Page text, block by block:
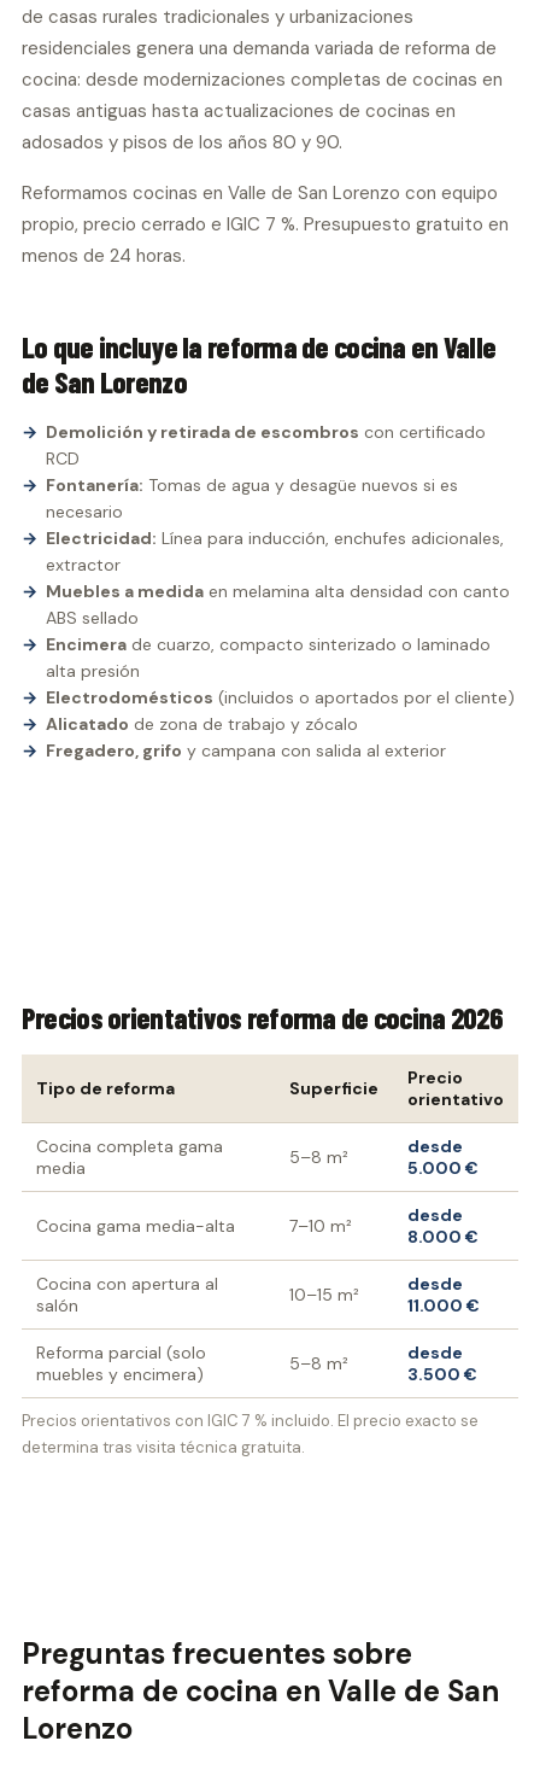
de casas rurales tradicionales y urbanizaciones
residenciales genera una demanda variada de reforma de
cocina: desde modernizaciones completas de cocinas en
casas antiguas hasta actualizaciones de cocinas en
adosados y pisos de los años 80 y 90.
Reformamos cocinas en Valle de San Lorenzo con equipo
propio, precio cerrado e IGIC 7 %. Presupuesto gratuito en
menos de 24 horas.
Lo que incluye la reforma de cocina en Valle
de San Lorenzo
Demolición y retirada de escombros con certificado
RCD
Fontanería: Tomas de agua y desagüe nuevos si es
necesario
Electricidad: Línea para inducción, enchufes adicionales,
extractor
Muebles a medidaen melamina alta densidad con canto
ABS sellado
Encimerade cuarzo, compacto sinterizado o laminado
alta presión
Electrodomésticos (incluidos o aportados por el cliente)
Alicatado de zona de trabajo y zócalo
Fregadero, grifo y campana con salida al exterior
Precios orientativos reforma de cocina 2026
Tipo de reforma Superficie
Precio
orientativo
Cocina completa gama
media
5–8 m²
desde
5.000 €
Cocina gama media-alta 7–10 m²
desde
8.000 €
Cocina con apertura al
salón
10–15 m²
desde
11.000 €
Reforma parcial (solo
muebles y encimera)
5–8 m²
desde
3.500 €
Precios orientativos con IGIC 7 % incluido. El precio exacto se
determina tras visita técnica gratuita.
Preguntas frecuentes sobre
reforma de cocina en Valle de San
Lorenzo